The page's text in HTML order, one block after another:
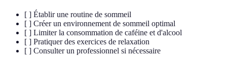
[ ] Établir une routine de sommeil
[ ] Créer un environnement de sommeil optimal
[ ] Limiter la consommation de caféine et d'alcool
[ ] Pratiquer des exercices de relaxation
[ ] Consulter un professionnel si nécessaire